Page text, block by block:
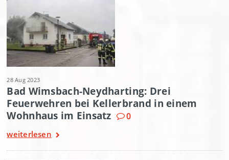
28 Aug 2023
Bad Wimsbach-Neydharting: Drei
Feuerwehren bei Kellerbrand in einem
Wohnhaus im Einsatz
0
weiterlesen